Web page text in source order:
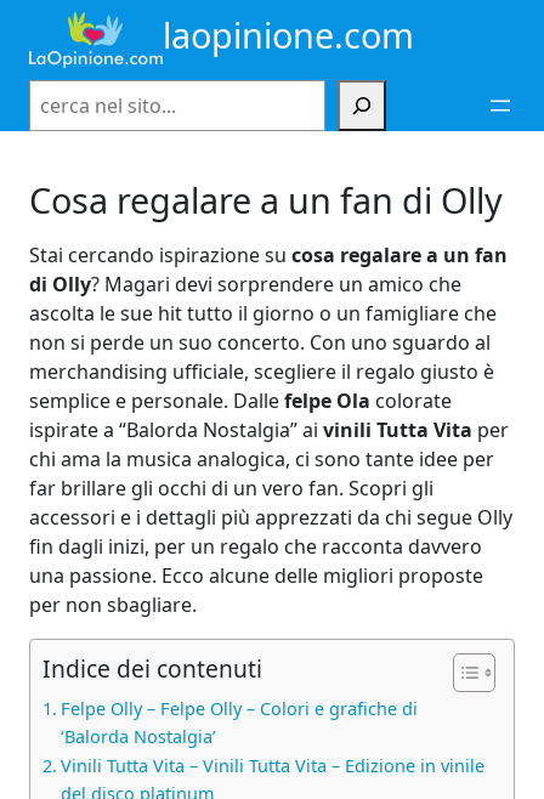
contenuto
laopinione.com
Cosa regalare a un fan di Olly
Stai cercando ispirazione su cosa regalare a un fan
di Olly? Magari devi sorprendere un amico che
ascolta le sue hit tutto il giorno o un famigliare che
non si perde un suo concerto. Con uno sguardo al
merchandising ufficiale, scegliere il regalo giusto è
semplice e personale. Dallefelpe Ola colorate
ispirate a “Balorda Nostalgia” ai vinili Tutta Vita per
chi ama la musica analogica, ci sono tante idee per
far brillare gli occhi di un vero fan. Scopri gli
accessori e i dettagli più apprezzati da chi segue Olly
fin dagli inizi, per un regalo che racconta davvero
una passione. Ecco alcune delle migliori proposte
per non sbagliare.
Indice dei contenuti
Felpe Olly – Felpe Olly – Colori e grafiche di
‘Balorda Nostalgia’
Vinili Tutta Vita – Vinili Tutta Vita – Edizione in vinile
del disco platinum